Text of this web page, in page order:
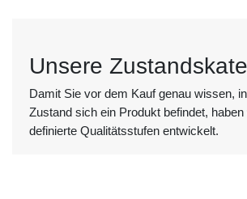
Unsere
Damit Sie vor dem Kauf genau wissen,
Zustand sich ein Produkt befindet,
definierte Qualitätsstufen entwickelt.